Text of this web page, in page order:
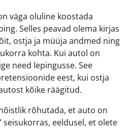
väga oluline koostada
Selles peavad olema kirjas
ostja ja müüja andmed ning
kohta. Kui autol on
need lepingusse. See
eest, kui ostja
kõike räägitud.
rõhutada, et auto on
seisukorras, eeldusel, et olete